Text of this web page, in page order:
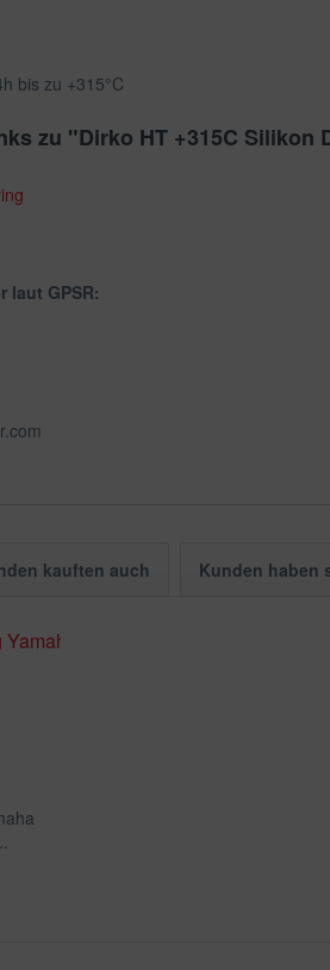
bis zu +315°C
zu "Dirko HT +315C Silikon
laut GPSR:
kauften auch Kunden haben